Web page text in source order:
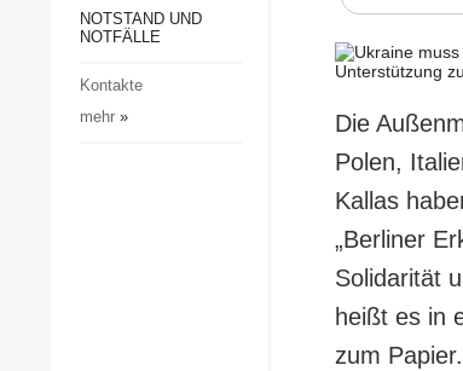
Gesellschaft und Kultur
Notstand und Notfälle
NOTSTAND UND
NOTFÄLLE
Kontakte
mehr»
Die
Polen,
Kallas
„Berliner
Solidarität
heißt es in
zum Papier.